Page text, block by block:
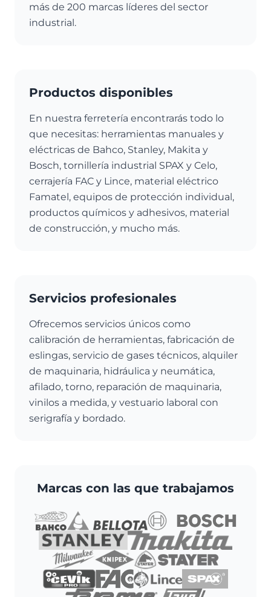
más de 200 marcas líderes del sector
industrial.
Productos disponibles
En nuestra ferretería encontrarás todo lo
que necesitas: herramientas manuales y
eléctricas de Bahco, Stanley, Makita y
Bosch, tornillería industrial SPAX y Celo,
cerrajería FAC y Lince, material eléctrico
Famatel, equipos de protección individual,
productos químicos y adhesivos, material
de construcción, y mucho más.
Servicios profesionales
Ofrecemos servicios únicos como
calibración de herramientas, fabricación de
eslingas, servicio de gases técnicos, alquiler
de maquinaria, hidráulica y neumática,
afilado, torno, reparación de maquinaria,
vinilos a medida, y vestuario laboral con
serigrafía y bordado.
Marcas con las que trabajamos